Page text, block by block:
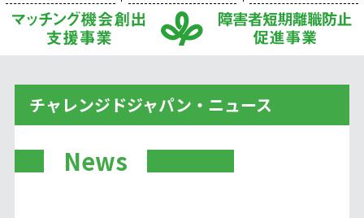
チャレンジドジャパン・ニュース
News